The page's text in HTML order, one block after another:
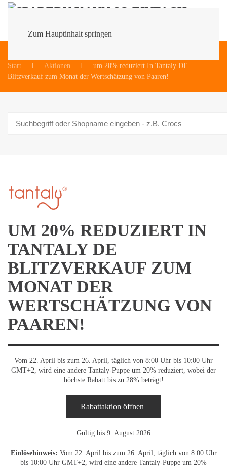
Zum Hauptinhalt springen
Start
Aktionen
um 20% reduziert In Tantaly DE
Blitzverkauf zum Monat der Wertschätzung von Paaren!
UM 20% REDUZIERT IN
TANTALY DE
BLITZVERKAUF ZUM
MONAT DER
WERTSCHÄTZUNG VON
PAAREN!
Vom 22. April bis zum 26. April, täglich von 8:00 Uhr bis 10:00 Uhr
GMT+2, wird eine andere Tantaly-Puppe um 20% reduziert, wobei der
höchste Rabatt bis zu 28% beträgt!
Rabattaktion öffnen
Gültig bis 9. August 2026
Einlösehinweis: Vom 22. April bis zum 26. April, täglich von 8:00 Uhr
bis 10:00 Uhr GMT+2, wird eine andere Tantaly-Puppe um 20%